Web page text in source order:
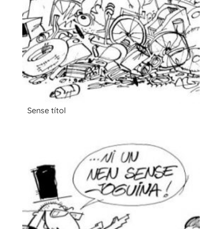
Sense títol